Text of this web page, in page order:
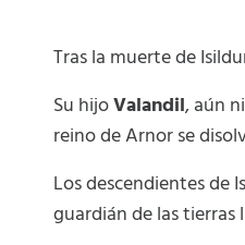
Tras la muerte de
Su hijoValandil, aún
reino de Arnor se
Los descendientes de
guardián de las